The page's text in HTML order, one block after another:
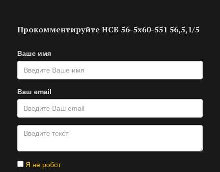
Прокомментируйте НСБ 56-5х60-551 56,5,1/5
Ваше имя
Ваш email
Я не робот